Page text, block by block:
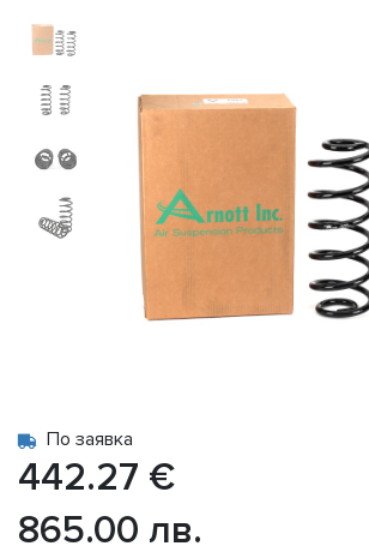
По заявка
442.27 €
865.00 лв.